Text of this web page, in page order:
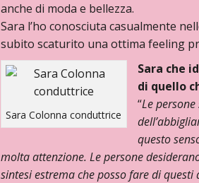
anche di moda e bellezza.
Sara l’ho conosciuta casualmente
subito scaturito una ottima feeling
Sara Colonna conduttrice
Sara che
di quello
“Le
questo
molta attenzione. Le persone
sintesi estrema che posso fare di